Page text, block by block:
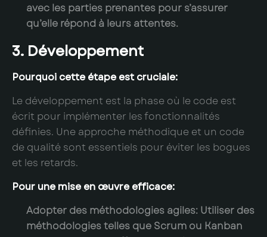
avec les parties prenantes pour s’assurer
qu’elle répond à leurs attentes.
3. Développement
Pourquoi cette étape est cruciale:
Le développement est la phase où le code est
écrit pour implémenter les fonctionnalités
définies. Une approche méthodique et un code
de qualité sont essentiels pour éviter les bogues
et les retards.
Pour une mise en œuvre efficace:
Adopter des méthodologies agiles: Utiliser des
méthodologies telles que Scrum ou Kanban